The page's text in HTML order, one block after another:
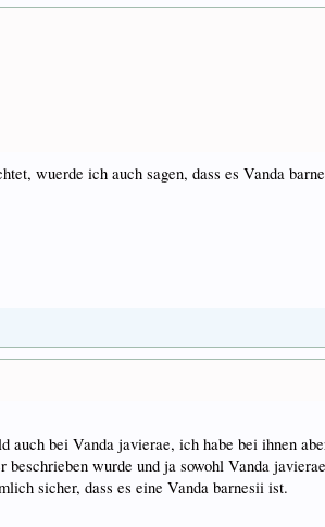
wuerde ich auch sagen, dass es Vanda
bei Vanda javierae, ich habe bei ihnen
beschrieben wurde und ja sowohl Vanda
sicher, dass es eine Vanda barnesii ist.